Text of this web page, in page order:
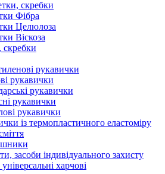
скребки
Фібра
Целюлоза
Віскоза
скребки
рукавички
рукавички
рукавички
рукавички
рукавички
із термопластичного еластоміру
засоби індивідуального захисту
харчові